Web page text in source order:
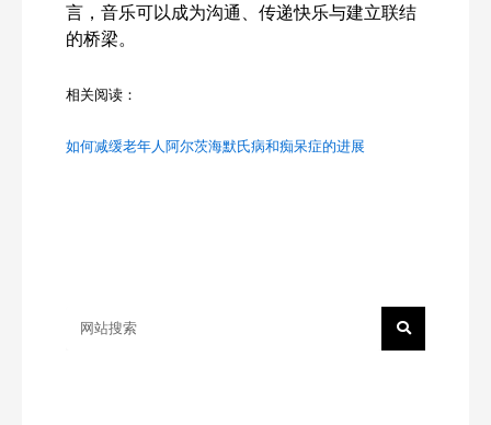
言，音乐可以成为沟通、传递快乐与建立联结
的桥梁。
相关阅读：
如何减缓老年人阿尔茨海默氏病和痴呆症的进展